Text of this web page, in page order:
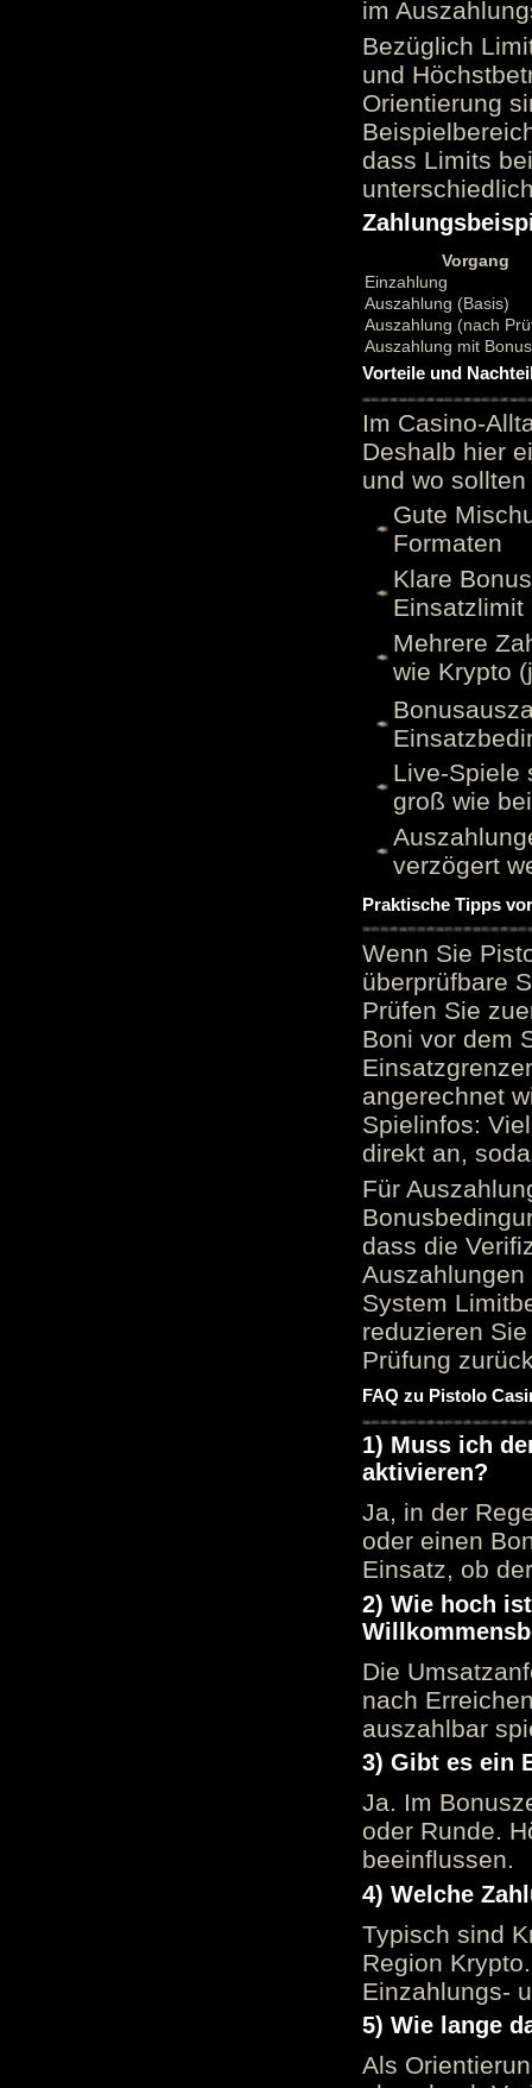
im
Bezüglich
und
Orientierung
dass Limits
Vorgang
Einzahlung
Auszahlung (Basis)
Auszahlung (nach
Auszahlung mit
Vorteile und
Im Casino-
Deshalb hier
und wo
Gute
Formaten
Klare
Einsatzlimit
Mehrere
wie Krypto
Live-Spiele
groß wie
verzögert
Praktische Tipps
Wenn Sie
überprüfbare
Prüfen Sie
Boni vor dem
angerechnet
Spielinfos:
direkt an,
Für
dass die
System
reduzieren
Prüfung
FAQ zu Pistolo
1) Muss ich
aktivieren?
Ja, in der
oder einen
Einsatz, ob
2) Wie hoch
Die
nach
auszahlbar
3) Gibt es ein
Ja. Im
oder Runde.
beeinflussen.
4) Welche
Typisch sind
Region
Einzahlungs-
5) Wie lange
Als